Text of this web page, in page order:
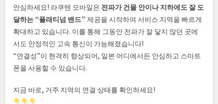
안심하세요! 라쿠텐 모바일은 전파가 건물 안이나 지하에도 잘 도
달하는 “플래티넘 밴드” 제공을 시작하여 서비스 지역을 빠르게
확대하고 있습니다. 이를 통해 그동안 전파가 잘 닿지 않던 곳에
서도 안정적인 고속 통신이 가능해졌습니다!
“연결성”이 현격히 향상되어, 일본 어디에서든 안심하고 스마트
폰을 사용할 수 있습니다.
지금 바로, 거주 지역의 연결 상태를 확인하세요!